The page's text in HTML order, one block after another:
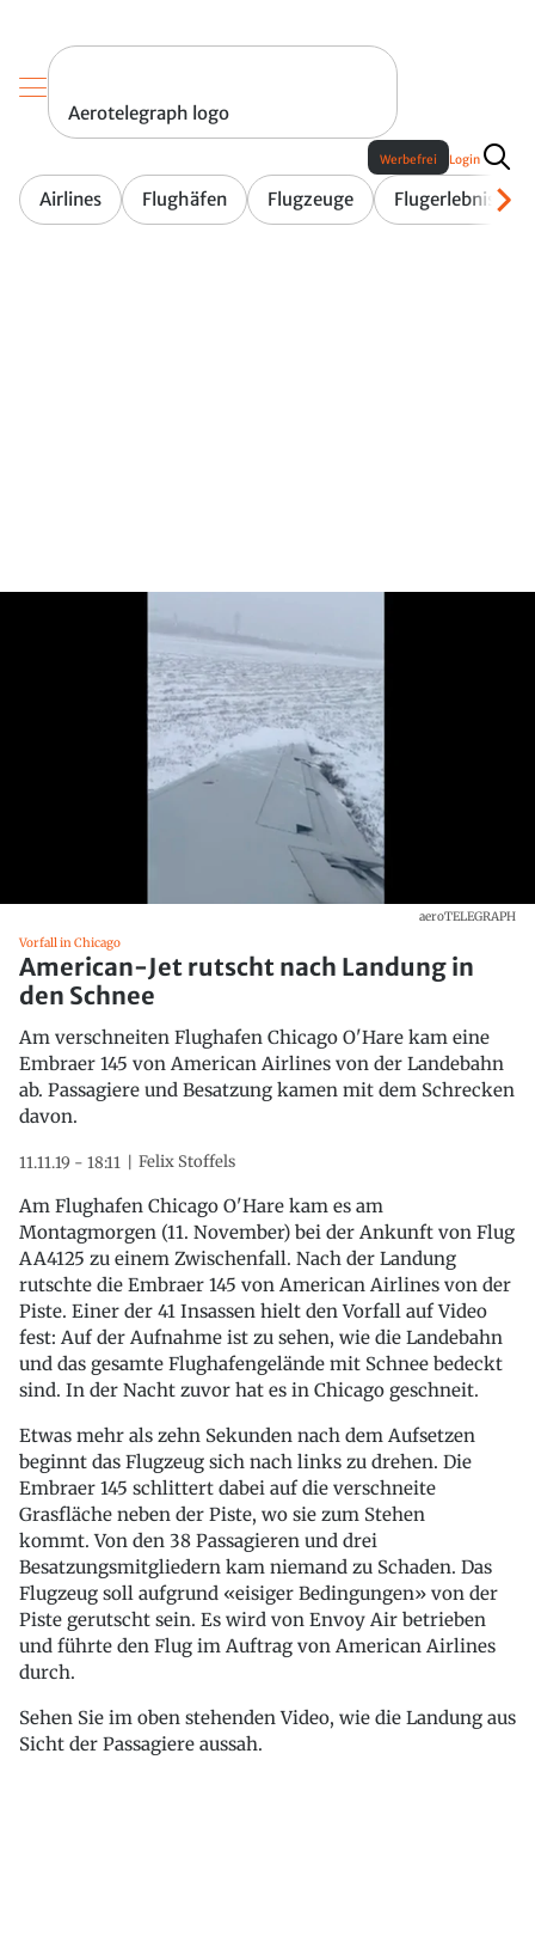
Aerotelegraph logo
Airlines Flughäfen Flugzeuge Flugerlebnis
Werbefrei Login
aeroTELEGRAPH
Vorfall in Chicago
American-Jet rutscht nach Landung in
den Schnee
Am verschneiten Flughafen Chicago O'Hare kam eine
Embraer 145 von American Airlines von der Landebahn
ab. Passagiere und Besatzung kamen mit dem Schrecken
davon.
11.11.19 - 18:11 Felix Stoffels
Am Flughafen Chicago O'Hare kam es am
Montagmorgen (11. November) bei der Ankunft von Flug
AA4125 zu einem Zwischenfall. Nach der Landung
rutschte die Embraer 145 von American Airlines von der
Piste. Einer der 41 Insassen hielt den Vorfall auf Video
fest: Auf der Aufnahme ist zu sehen, wie die Landebahn
und das gesamte Flughafengelände mit Schnee bedeckt
sind. In der Nacht zuvor hat es in Chicago geschneit.
Etwas mehr als zehn Sekunden nach dem Aufsetzen
beginnt das Flugzeug sich nach links zu drehen. Die
Embraer 145 schlittert dabei auf die verschneite
Grasfläche neben der Piste, wo sie zum Stehen
kommt. Von den 38 Passagieren und drei
Besatzungsmitgliedern kam niemand zu Schaden. Das
Flugzeug soll aufgrund «eisiger Bedingungen» von der
Piste gerutscht sein. Es wird von Envoy Air betrieben
und führte den Flug im Auftrag von American Airlines
durch.
Sehen Sie im oben stehenden Video, wie die Landung aus
Sicht der Passagiere aussah.